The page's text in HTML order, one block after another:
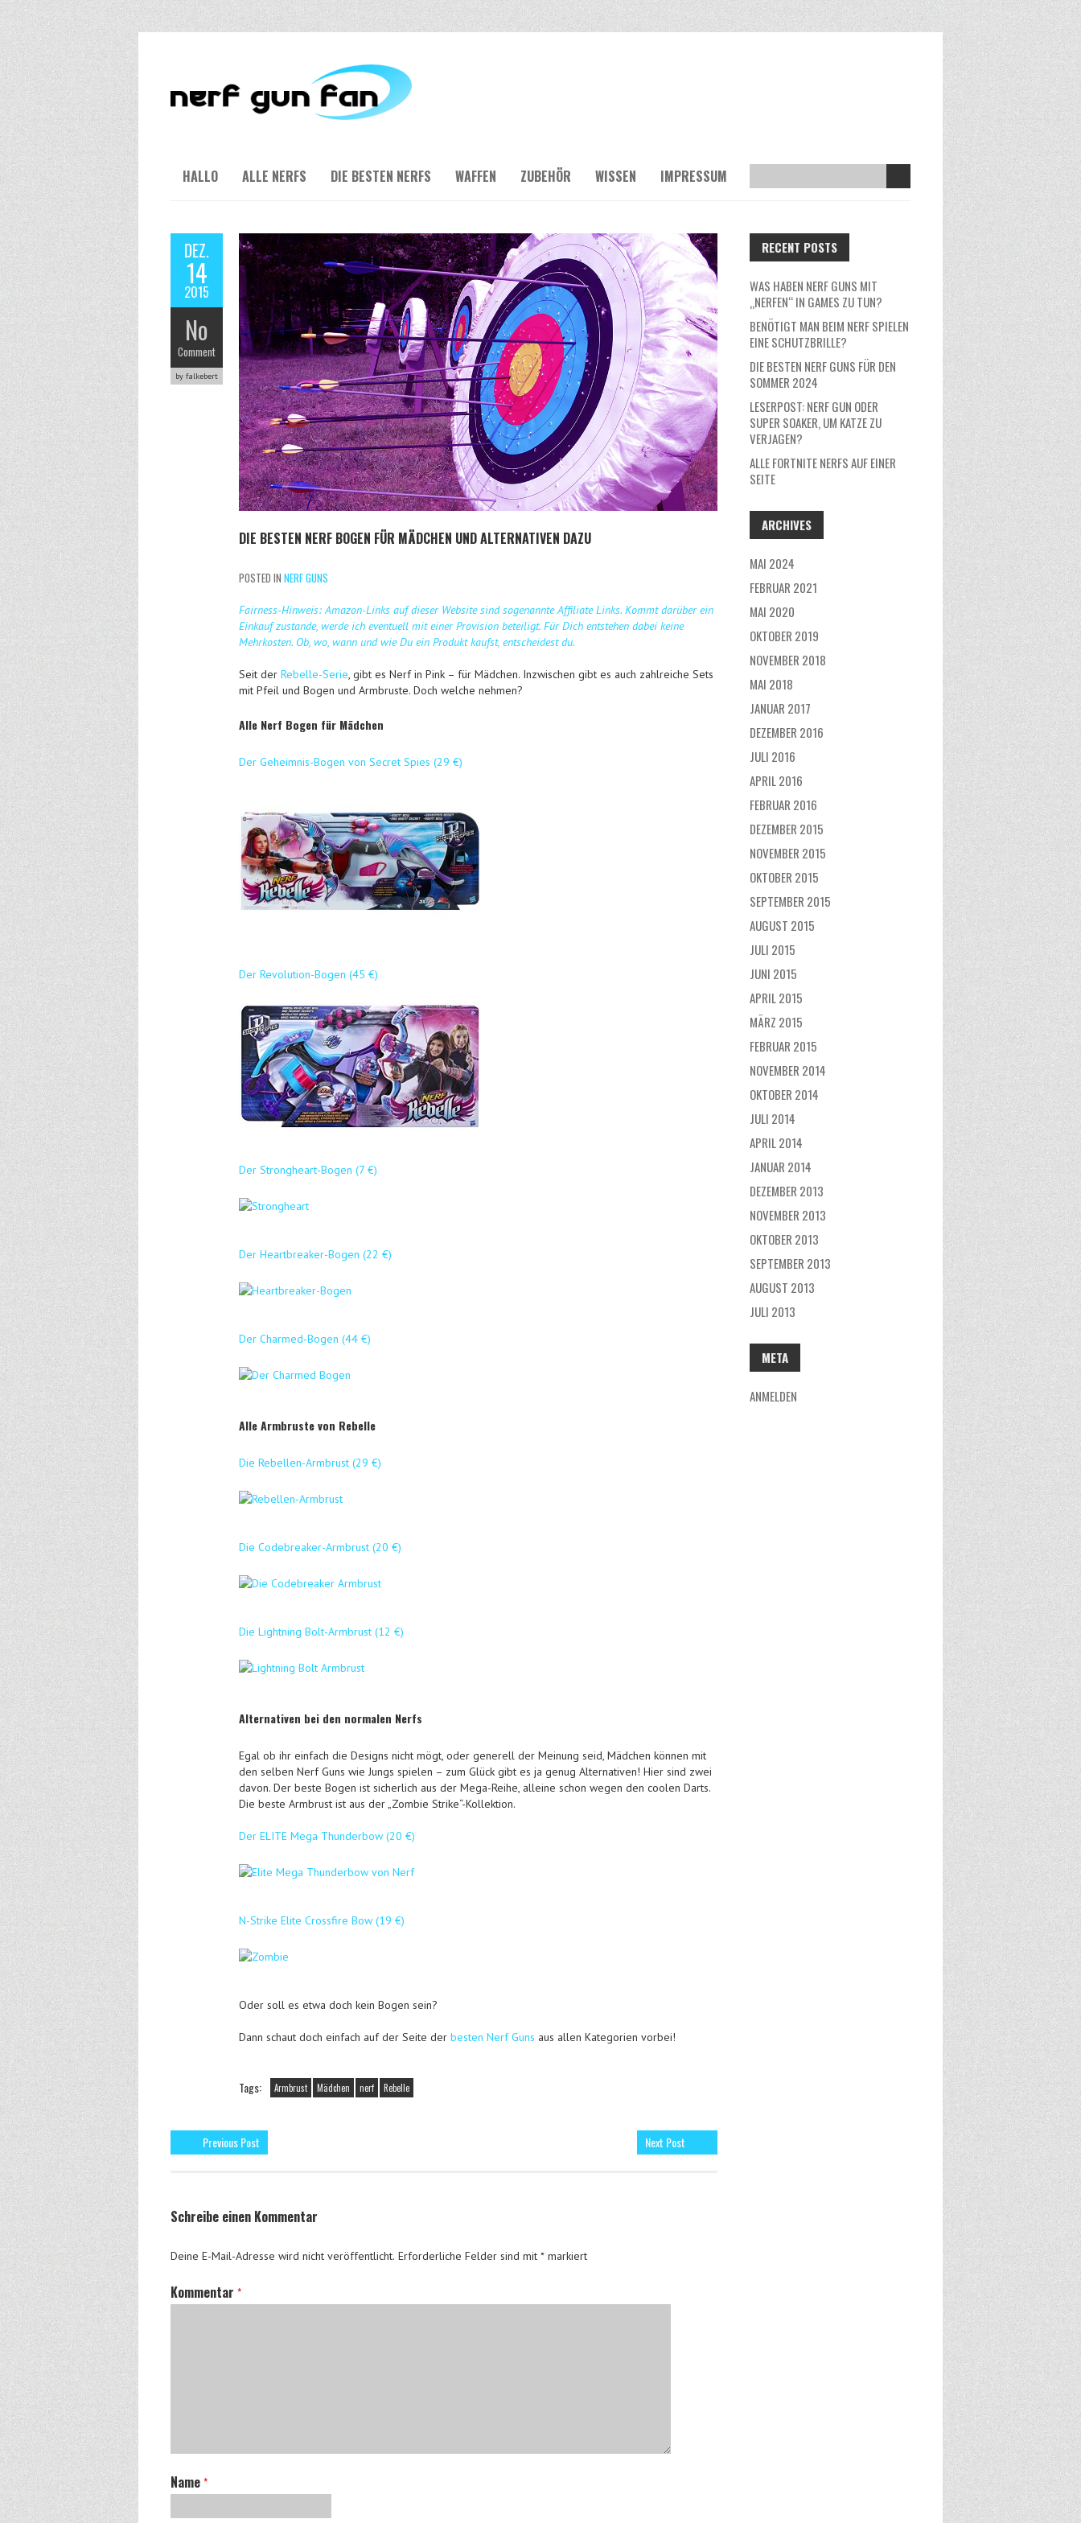
HALLO ALLE NERFS DIE BESTEN NERFS WAFFEN ZUBEHÖR WISSEN IMPRESSUM
DEZ.
14
2015
No
Comment
by falkebert
DIE BESTEN NERF BOGEN FÜR MÄDCHEN UND ALTERNATIVEN DAZU
POSTED IN NERF GUNS
Fairness-Hinweis: Amazon-Links auf dieser Website sind sogenannte Affiliate Links. Kommt darüber ein
Einkauf zustande, werde ich eventuell mit einer Provision beteiligt. Für Dich entstehen dabei keine
Mehrkosten. Ob, wo, wann und wie Du ein Produkt kaufst, entscheidest du.
Seit der Rebelle-Serie, gibt es Nerf in Pink – für Mädchen. Inzwischen gibt es auch zahlreiche Sets
mit Pfeil und Bogen und Armbruste. Doch welche nehmen?
Alle Nerf Bogen für Mädchen
Der Geheimnis-Bogen von Secret Spies (29 €)
Der Revolution-Bogen (45 €)
Der Strongheart-Bogen (7 €)
Der Heartbreaker-Bogen (22 €)
Der Charmed-Bogen (44 €)
Alle Armbruste von Rebelle
Die Rebellen-Armbrust (29 €)
Die Codebreaker-Armbrust (20 €)
Die Lightning Bolt-Armbrust (12 €)
Alternativen bei den normalen Nerfs
Egal ob ihr einfach die Designs nicht mögt, oder generell der Meinung seid, Mädchen können mit
den selben Nerf Guns wie Jungs spielen – zum Glück gibt es ja genug Alternativen! Hier sind zwei
davon. Der beste Bogen ist sicherlich aus der Mega-Reihe, alleine schon wegen den coolen Darts.
Die beste Armbrust ist aus der „Zombie Strike“-Kollektion.
Der ELITE Mega Thunderbow (20 €)
N-Strike Elite Crossfire Bow (19 €)
Oder soll es etwa doch kein Bogen sein?
Dann schaut doch einfach auf der Seite der besten Nerf Guns aus allen Kategorien vorbei!
Tags: Armbrust Mädchen nerf Rebelle
Previous Post Next Post
Schreibe einen Kommentar
Deine E-Mail-Adresse wird nicht veröffentlicht. Erforderliche Felder sind mit * markiert
Kommentar *
Name *
RECENT POSTS
WAS HABEN NERF GUNS MIT
„NERFEN“ IN GAMES ZU TUN?
BENÖTIGT MAN BEIM NERF SPIELEN
EINE SCHUTZBRILLE?
DIE BESTEN NERF GUNS FÜR DEN
SOMMER 2024
LESERPOST: NERF GUN ODER
SUPER SOAKER, UM KATZE ZU
VERJAGEN?
ALLE FORTNITE NERFS AUF EINER
SEITE
ARCHIVES
MAI 2024
FEBRUAR 2021
MAI 2020
OKTOBER 2019
NOVEMBER 2018
MAI 2018
JANUAR 2017
DEZEMBER 2016
JULI 2016
APRIL 2016
FEBRUAR 2016
DEZEMBER 2015
NOVEMBER 2015
OKTOBER 2015
SEPTEMBER 2015
AUGUST 2015
JULI 2015
JUNI 2015
APRIL 2015
MÄRZ 2015
FEBRUAR 2015
NOVEMBER 2014
OKTOBER 2014
JULI 2014
APRIL 2014
JANUAR 2014
DEZEMBER 2013
NOVEMBER 2013
OKTOBER 2013
SEPTEMBER 2013
AUGUST 2013
JULI 2013
META
ANMELDEN